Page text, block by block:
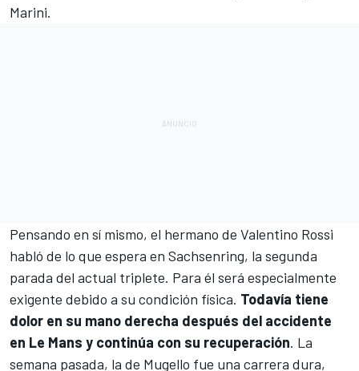
Marini.
Pensando en sí mismo, el hermano de Valentino Rossi
habló de lo que espera en Sachsenring, la segunda
parada del actual triplete. Para él será especialmente
exigente debido a su condición física. Todavía tiene
dolor en su mano derecha después del accidente
en Le Mans y continúa con su recuperación. La
semana pasada, la de Mugello fue una carrera dura,